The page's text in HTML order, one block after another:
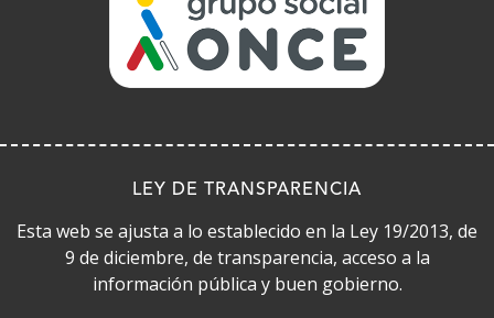
ventana)
LEY DE TRANSPARENCIA
Esta web se ajusta a lo establecido en la Ley 19/2013, de
9 de diciembre, de transparencia, acceso a la
información pública y buen gobierno.